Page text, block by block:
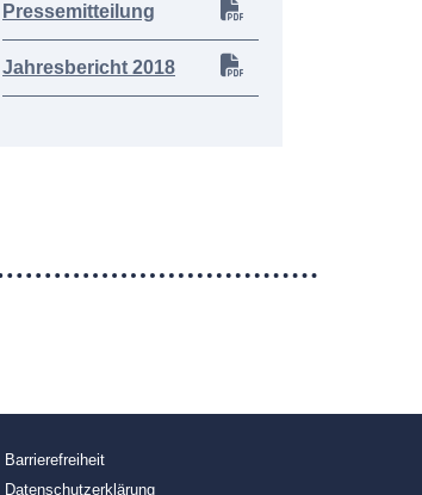
Pressemitteilung
Jahresbericht 2018
Barrierefreiheit
Datenschutzerklärung